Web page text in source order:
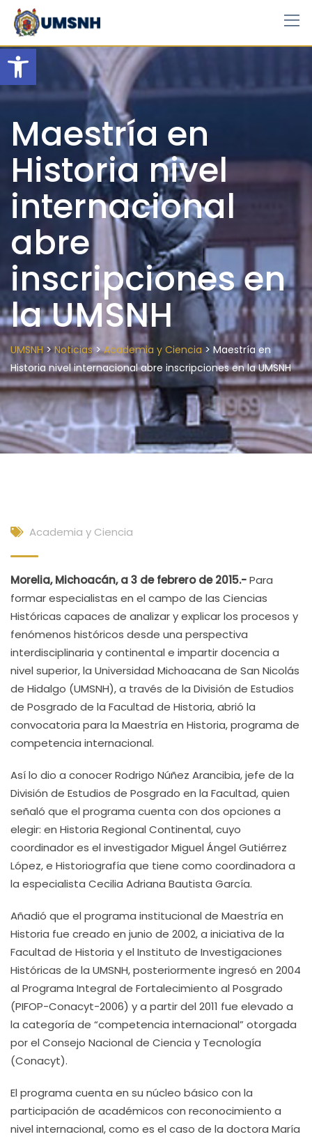
Open toolbar
Skip
content
Maestría en
Historia nivel
internacional
abre
inscripciones en
la UMSNH
UMSNH>Noticias>Academia y Ciencia > Maestría en
Historia nivel internacional abre inscripciones en la UMSNH
Academia y Ciencia
Morelia, Michoacán, a 3 de febrero de 2015.-Para
formar especialistas en el campo de las Ciencias
Históricas capaces de analizar y explicar los procesos y
fenómenos históricos desde una perspectiva
interdisciplinaria y continental e impartir docencia a
nivel superior, la Universidad Michoacana de San Nicolás
de Hidalgo (UMSNH), a través de la División de Estudios
de Posgrado de la Facultad de Historia, abrió la
convocatoria para la Maestría en Historia, programa de
competencia internacional.
Así lo dio a conocer Rodrigo Núñez Arancibia, jefe de la
División de Estudios de Posgrado en la Facultad, quien
señaló que el programa cuenta con dos opciones a
elegir: en Historia Regional Continental, cuyo
coordinador es el investigador Miguel Ángel Gutiérrez
López, e Historiografía que tiene como coordinadora a
la especialista Cecilia Adriana Bautista García.
Añadió que el programa institucional de Maestría en
Historia fue creado en junio de 2002, a iniciativa de la
Facultad de Historia y el Instituto de Investigaciones
Históricas de la UMSNH, posteriormente ingresó en 2004
al Programa Integral de Fortalecimiento al Posgrado
(PIFOP-Conacyt-2006) y a partir del 2011 fue elevado a
la categoría de “competencia internacional” otorgada
por el Consejo Nacional de Ciencia y Tecnología
(Conacyt).
El programa cuenta en su núcleo básico con la
participación de académicos con reconocimiento a
nivel internacional, como es el caso de la doctora María